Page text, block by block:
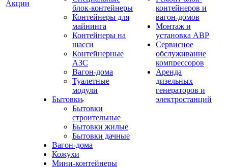
Акции
блок-контейнеры
Контейнеры для
майнинга
Контейнеры на
шасси
Контейнерные
АЗС
Вагон-дома
Туалетные
модули
Бытовки
Бытовки
строительные
Бытовки жилые
Бытовки дачные
Вагон-дома
Кожухи
Мини-контейнеры
контейнеров и
вагон-домов
Монтаж и
установка АВР
Сервисное
обслуживание
компрессоров
Аренда
дизельных
генераторов и
электростанций